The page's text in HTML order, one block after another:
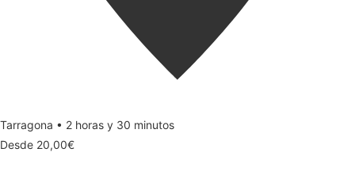
Tarragona • 2 horas y 30 minutos
Desde 20,00€